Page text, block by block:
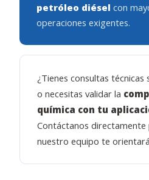
petróleo diésel con
operaciones exigentes.
¿Tienes consultas
o necesitas validar la
química con tu
Contáctanos
nuestro equipo te